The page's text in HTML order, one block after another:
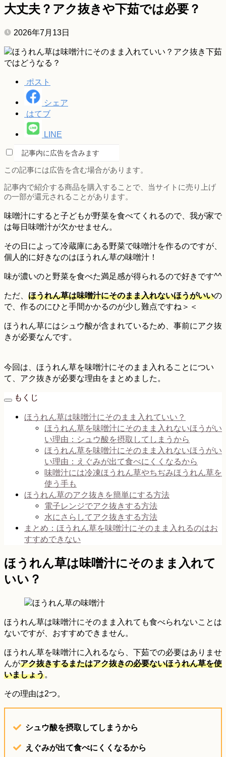
大丈夫？アク抜きや下茹では必要？
2026年7月13日
ポスト
シェア
はてブ
LINE
記事内に広告を含みます
この記事には広告を含む場合があります。
記事内で紹介する商品を購入することで、当サイトに売り上げ
の一部が還元されることがあります。
味噌汁にすると子どもが野菜を食べてくれるので、我が家で
は毎日味噌汁が欠かせません。
その日によって冷蔵庫にある野菜で味噌汁を作るのですが、
個人的に好きなのはほうれん草の味噌汁！
味が濃いのと野菜を食べた満足感が得られるので好きです^^
ただ、 ほうれん草は味噌汁にそのまま入れないほうがいいの
で、作るのにひと手間かかるのが少し難点ですね＞＜
ほうれん草にはシュウ酸が含まれているため、事前にアク抜
きが必要なんです。
今回は、ほうれん草を味噌汁にそのまま入れることについ
て、アク抜きが必要な理由をまとめました。
もくじ
ほうれん草は味噌汁にそのまま入れていい？
ほうれん草を味噌汁にそのまま入れないほうがい
い理由：シュウ酸を摂取してしまうから
ほうれん草を味噌汁にそのまま入れないほうがい
い理由：えぐみが出て食べにくくなるから
味噌汁には冷凍ほうれん草やちぢみほうれん草を
使う手も
ほうれん草のアク抜きを簡単にする方法
電子レンジでアク抜きする方法
水にさらしてアク抜きする方法
まとめ：ほうれん草を味噌汁にそのまま入れるのはお
すすめできない
ほうれん草は味噌汁にそのまま入れて
いい？
ほうれん草は味噌汁にそのまま入れても食べられないことは
ないですが、おすすめできません。
ほうれん草を味噌汁に入れるなら、下茹での必要はありませ
んがアク抜きするまたはアク抜きの必要ないほうれん草を使
いましょう。
その理由は2つ。
シュウ酸を摂取してしまうから
えぐみが出て食べにくくなるから